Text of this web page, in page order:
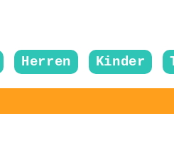
Herren Kinder